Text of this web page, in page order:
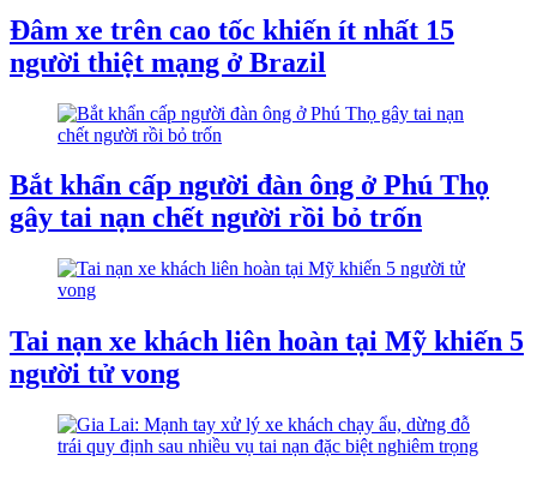
Đâm xe trên cao tốc khiến ít nhất 15
người thiệt mạng ở Brazil
Bắt khẩn cấp người đàn ông ở Phú Thọ
gây tai nạn chết người rồi bỏ trốn
Tai nạn xe khách liên hoàn tại Mỹ khiến 5
người tử vong